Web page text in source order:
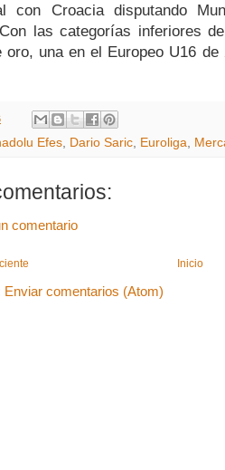
con Croacia disputando
las categorías inferiores
oro, una en el Europeo U16
Efes, Dario Saric, Euroliga,
comentario
Inicio
Enviar comentarios (Atom)